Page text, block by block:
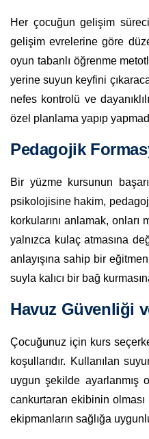
Her çocuğun gelişim
gelişim evrelerine göre
oyun tabanlı öğrenme
yerine suyun keyfini
nefes kontrolü ve
özel planlama yapıp
Pedagojik
Bir yüzme kursunun
psikolojisine hakim,
korkularını anlamak,
yalnızca kulaç atmasına
anlayışına sahip bir
suyla kalıcı bir bağ
Havuz Güvenliği
Çocuğunuz için kurs
koşullarıdır. Kullanılan
uygun şekilde ayarlanmış
cankurtaran ekibinin olması
ekipmanların sağlığa